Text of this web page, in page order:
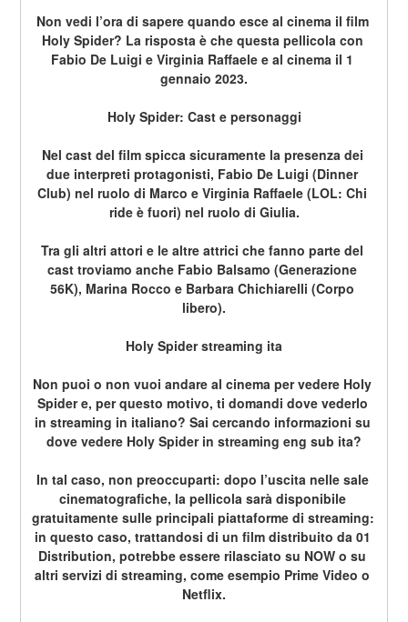
Non vedi l’ora di sapere quando esce al cinema il film
Holy Spider? La risposta è che questa pellicola con
Fabio De Luigi e Virginia Raffaele e al cinema il 1
gennaio 2023.
Holy Spider: Cast e personaggi
Nel cast del film spicca sicuramente la presenza dei
due interpreti protagonisti, Fabio De Luigi (Dinner
Club) nel ruolo di Marco e Virginia Raffaele (LOL: Chi
ride è fuori) nel ruolo di Giulia.
Tra gli altri attori e le altre attrici che fanno parte del
cast troviamo anche Fabio Balsamo (Generazione
56K), Marina Rocco e Barbara Chichiarelli (Corpo
libero).
Holy Spider streaming ita
Non puoi o non vuoi andare al cinema per vedere Holy
Spider e, per questo motivo, ti domandi dove vederlo
in streaming in italiano? Sai cercando informazioni su
dove vedere Holy Spider in streaming eng sub ita?
In tal caso, non preoccuparti: dopo l’uscita nelle sale
cinematografiche, la pellicola sarà disponibile
gratuitamente sulle principali piattaforme di streaming:
in questo caso, trattandosi di un film distribuito da 01
Distribution, potrebbe essere rilasciato su NOW o su
altri servizi di streaming, come esempio Prime Video o
Netflix.